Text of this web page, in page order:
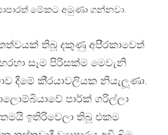
මේකට අමුණා ගන්නවා.
තිබූ දකුණු අපි‍්‍රකාවෙත්
සෑම පිරිසක්ම මෙවැනි
දීමේ කි‍්‍රයාවලියක නියැලූණා.
පාර්ක් ගරිල්ලා
තමයි ඉතිරිවෙලා තිබූ එකම